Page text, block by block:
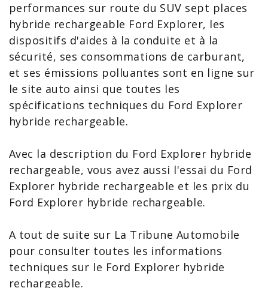
performances sur route du SUV sept places
hybride rechargeable Ford Explorer, les
dispositifs d'aides à la conduite et à la
sécurité, ses consommations de carburant,
et ses émissions polluantes sont en ligne sur
le site auto ainsi que toutes les
spécifications techniques du Ford Explorer
hybride rechargeable.
Avec la description du Ford Explorer hybride
rechargeable, vous avez aussi l'essai du Ford
Explorer hybride rechargeable et les prix du
Ford Explorer hybride rechargeable.
A tout de suite sur La Tribune Automobile
pour consulter toutes les informations
techniques sur le Ford Explorer hybride
rechargeable.